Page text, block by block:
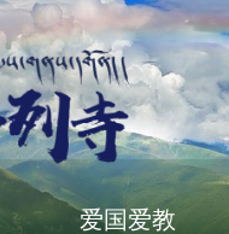
爱国爱教